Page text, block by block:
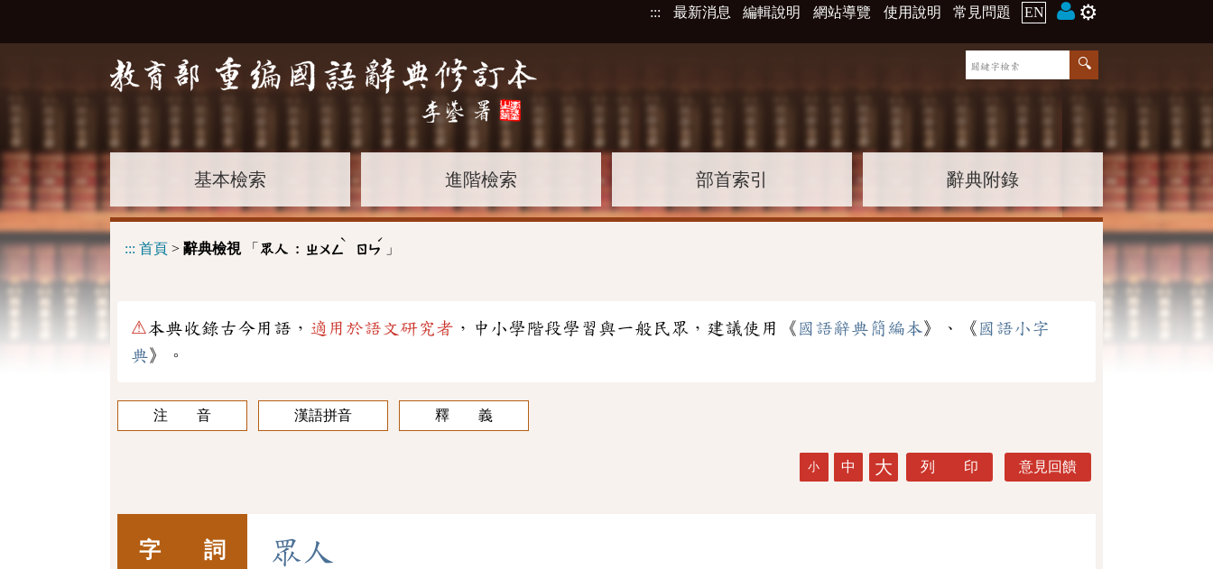
::: 最新消息 編輯說明 網站導覽 使用說明 常見問題 EN ⚙️
基本檢索 進階檢索 部首索引 辭典附錄
::: 首頁 > 辭典檢視「 眾人 : ㄓㄨㄥ
ˋ
ㄖㄣ
ˊ
」
⚠本典收錄古今用語， 適用於語文研究者 ，中小學階段學習與一般民眾，建議使用《 國語辭典簡編本》、《 國語小字
典》。
注 音 漢語拼音 釋 義
小 中 大 列 印 意見回饋
字 詞 眾人